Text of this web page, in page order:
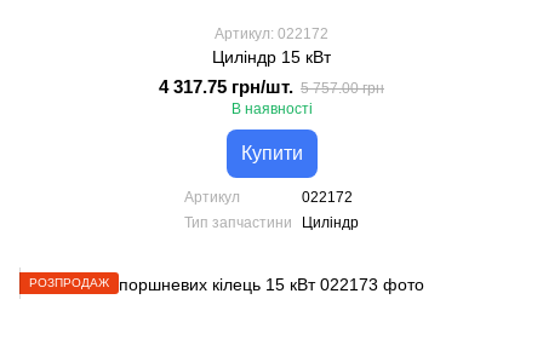
Артикул: 022172
Циліндр 15 кВт
4 317.75 грн/шт. 5 757.00 грн
В наявності
Купити
Артикул
022172
Тип запчастини
Циліндр
РОЗПРОДАЖ